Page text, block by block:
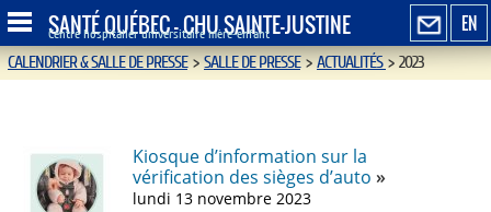
EN
SANTÉ QUÉBEC - CHU SAINTE-JUSTINE
Centre hospitalier universitaire mère-enfant
CALENDRIER & SALLE DE PRESSE>SALLE DE PRESSE>ACTUALITÉS>2023
Kiosque d’information sur la
vérification des sièges d’auto
lundi 13 novembre 2023